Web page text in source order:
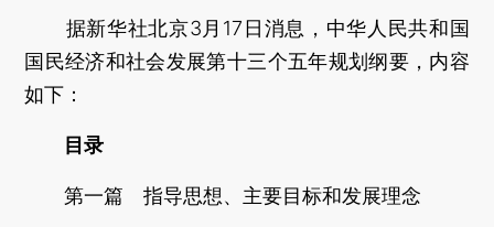
据新华社北京3月17日消息，中华人民共和国
国民经济和社会发展第十三个五年规划纲要，内容
如下：
目录
第一篇 指导思想、主要目标和发展理念